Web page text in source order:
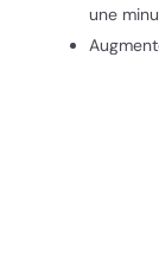
une